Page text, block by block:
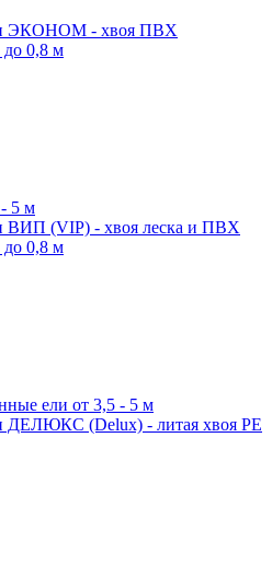
ЭКОНОМ - хвоя ПВХ
до 0,8 м
5 м
ВИП (VIP) - хвоя леска и ПВХ
до 0,8 м
ели от 3,5 - 5 м
ДЕЛЮКС (Delux) - литая хвоя РЕ